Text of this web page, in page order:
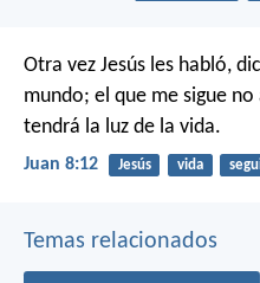
Otra vez Jesús les habló,
mundo; el que me sigue
tendrá la luz de la vida.
Juan 8:12 Jesús vida
Temas relacionados